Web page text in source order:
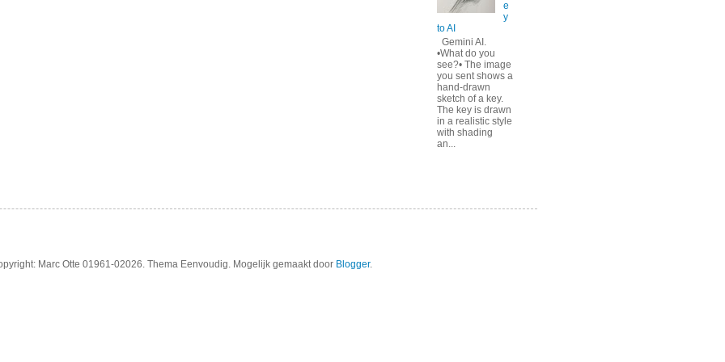
e
y
to AI
Gemini AI.
•What do you
see?• The image
you sent shows a
hand-drawn
sketch of a key.
The key is drawn
in a realistic style
with shading
an...
Marc Otte 01961-02026. Thema Eenvoudig. Mogelijk gemaakt door Blogger.